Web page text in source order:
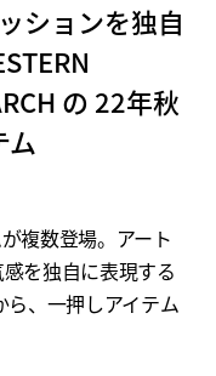
ションを独自
の 22年秋
ム
複数登場。アート
を独自に表現する
ら、一押しアイテム